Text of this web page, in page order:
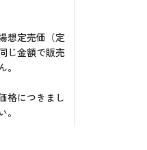
想定売価（定
じ金額で販売
格につきまし